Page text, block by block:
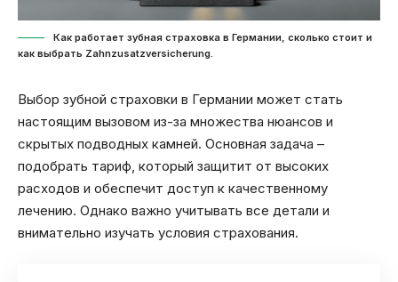
Как работает зубная страховка в Германии, сколько стоит и
как выбрать Zahnzusatzversicherung.
Выбор зубной страховки в Германии может стать
настоящим вызовом из-за множества нюансов и
скрытых подводных камней. Основная задача –
подобрать тариф, который защитит от высоких
расходов и обеспечит доступ к качественному
лечению. Однако важно учитывать все детали и
внимательно изучать условия страхования.